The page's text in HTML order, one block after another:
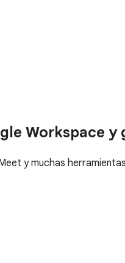
Workspace y
y muchas